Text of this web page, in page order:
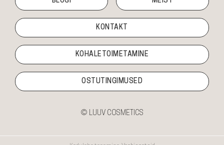
KONTAKT
KOHALETOIMETAMINE
OSTUTINGIMUSED
© LUUV COSMETICS